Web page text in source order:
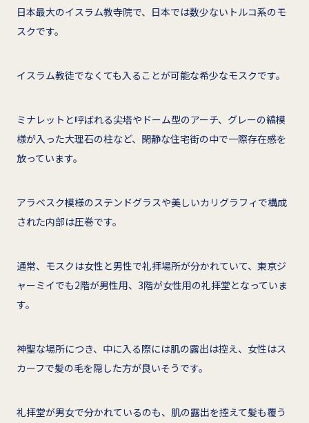
日本最大のイスラム教寺院で、日本では数少ないトルコ系のモ
スクです。
イスラム教徒でなくても入ることが可能な希少なモスクです。
ミナレットと呼ばれる尖塔やドーム型のアーチ、グレーの縞模
様が入った大理石の柱など、閑静な住宅街の中で一際存在感を
放っています。
アラベスク模様のステンドグラスや美しいカリグラフィで構成
された内部は圧巻です。
通常、モスクは女性と男性で礼拝場所が分かれていて、東京ジ
ャーミイでも2階が男性用、3階が女性用の礼拝堂となっていま
す。
神聖な場所につき、中に入る際には肌の露出は控え、女性はス
カーフで髪の毛を隠した方が良いそうです。
礼拝堂が男女で分かれているのも、肌の露出を控えて髪も覆う